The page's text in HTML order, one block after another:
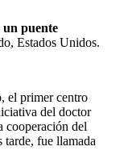
puente
Estados Unidos.
el primer centro
del doctor
cooperación del
tarde, fue llamada